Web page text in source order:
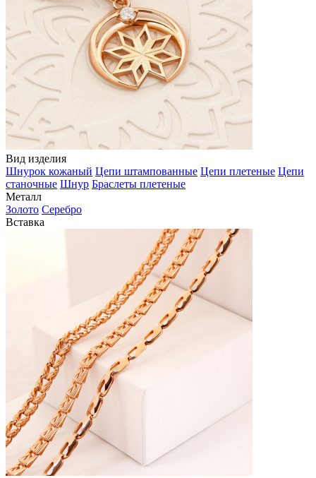
Вид изделия
Шнурок кожаный Цепи штампованные Цепи плетеные Цепи
станочные Шнур Браслеты плетеные
Металл
Золото Серебро
Вставка